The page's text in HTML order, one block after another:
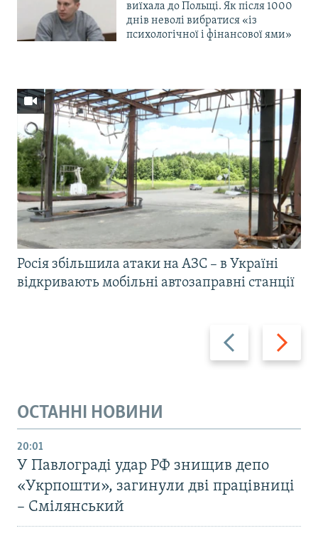
виїхала до Польщі. Як після 1000
днів неволі вибратися «із
психологічної і фінансової ями»
Назад Вперед
Росія збільшила атаки на АЗС – в Україні
відкривають мобільні автозаправні станції
ОСТАННІ НОВИНИ
20:01
У Павлограді удар РФ знищив депо
«Укрпошти», загинули дві працівниці
– Смілянський